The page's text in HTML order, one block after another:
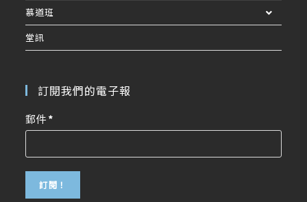
慕道班
堂訊
訂閱我們的電子報
郵件*